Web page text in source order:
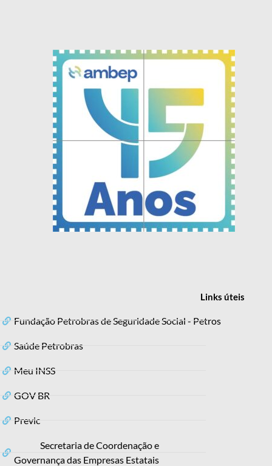
Linksúteis
Fundação Petrobras de Seguridade Social - Petros
Saúde Petrobras
Meu INSS
GOV BR
Previc
Secretaria de Coordenação e
Governança das Empresas Estatais